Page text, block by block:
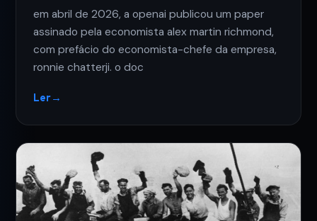
em abril de 2026, a openai publicou um paper
assinado pela economista alex martin richmond,
com prefácio do economista-chefe da empresa,
ronnie chatterji. o doc
Ler→